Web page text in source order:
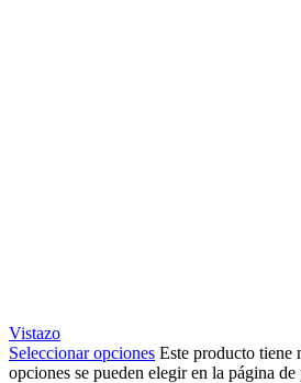
Vistazo
Seleccionar opciones Este producto tiene
opciones se pueden elegir en la página